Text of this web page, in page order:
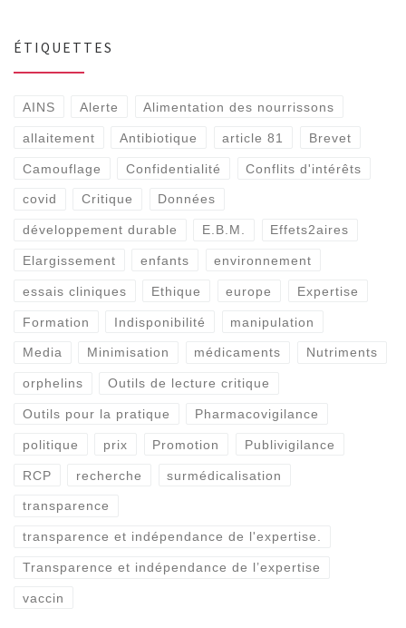
ÉTIQUETTES
AINS Alerte Alimentation des nourrissons
allaitement Antibiotique article 81 Brevet
Camouflage Confidentialité Conflits d'intérêts
covid Critique Données
développement durable E.B.M. Effets2aires
Elargissement enfants environnement
essais cliniques Ethique europe Expertise
Formation Indisponibilité manipulation
Media Minimisation médicaments Nutriments
orphelins Outils de lecture critique
Outils pour la pratique Pharmacovigilance
politique prix Promotion Publivigilance
RCP recherche surmédicalisation
transparence
transparence et indépendance de l'expertise.
Transparence et indépendance de l’expertise
vaccin